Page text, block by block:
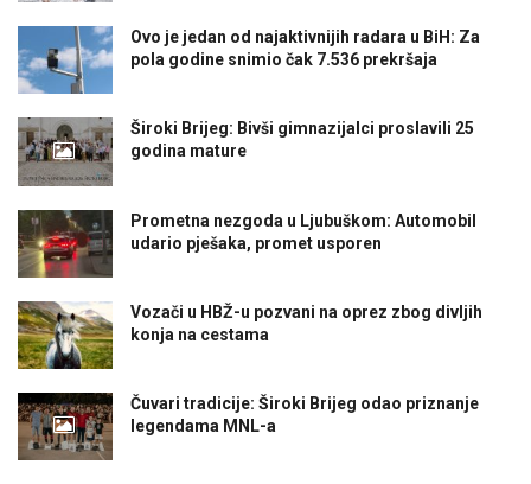
Ovo je jedan od najaktivnijih radara u BiH: Za
pola godine snimio čak 7.536 prekršaja
Široki Brijeg: Bivši gimnazijalci proslavili 25
godina mature
Prometna nezgoda u Ljubuškom: Automobil
udario pješaka, promet usporen
Vozači u HBŽ-u pozvani na oprez zbog divljih
konja na cestama
Čuvari tradicije: Široki Brijeg odao priznanje
legendama MNL-a